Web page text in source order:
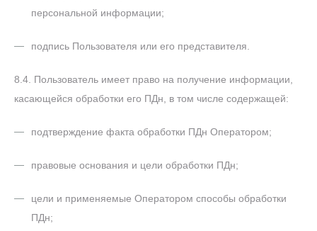
персональной информации;
подпись Пользователя или его представителя.
8.4. Пользователь имеет право на получение информации,
касающейся обработки его ПДн, в том числе содержащей:
подтверждение факта обработки ПДн Оператором;
правовые основания и цели обработки ПДн;
цели и применяемые Оператором способы обработки
ПДн;